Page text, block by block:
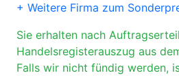
+ Weitere Firma zum
Sie erhalten nach
Handelsregisterauszug aus
Falls wir nicht fündig werden,